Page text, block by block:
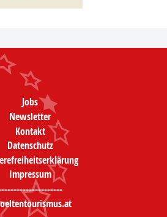
Jobs
Newsletter
Kontakt
Datenschutz
Impressum